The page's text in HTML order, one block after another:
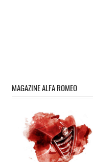
MAGAZINE ALFA ROMEO